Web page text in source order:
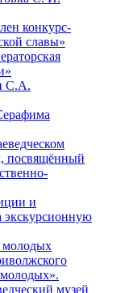
конкурс-
славы»
С.А.
посвящённый
и
экскурсионную
молодых
музей